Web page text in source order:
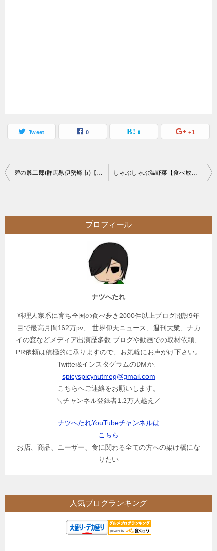
Tweet 0 0 +1
投
ビ
ゲ
プロフィール
ナツへたれ
料理人家系に育ち全国の食べ歩き2000件以上ブログ開設9年
目で最高月間162万pv、 世界仰天ニュース、週刊大衆、ナカ
イの窓などメディア出演歴多数 ブログや動画での取材依頼、
PR依頼は積極的に承りますので、お気軽にお声がけ下さい。
Twitter&インスタグラムのDMか、
spicyspicynutmeg@gmail.com
こちらへご連絡をお願いします。
＼チャンネル登録者1.2万人越え／
ナツへたれYouTubeチャンネルは
こちら
お店、商品、ユーザー、食に関わる全ての方への架け橋にな
りたい
人気ブログランキング